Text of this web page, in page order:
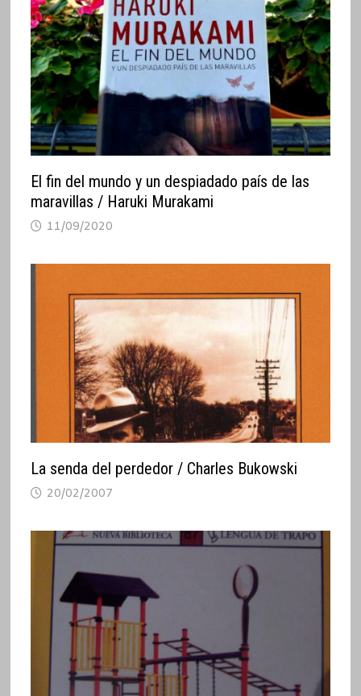
El fin del mundo y un despiadado país de las
maravillas / Haruki Murakami
11/09/2020
La senda del perdedor / Charles Bukowski
20/02/2007